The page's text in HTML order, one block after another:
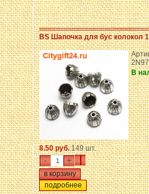
BS Шапочка для бус колокол
В
8.50 руб.149 шт.
- +
подробнее